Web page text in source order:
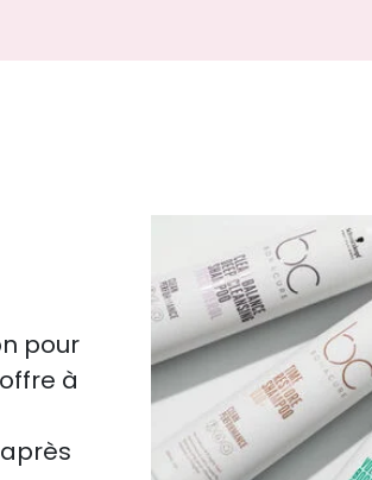
pour
à